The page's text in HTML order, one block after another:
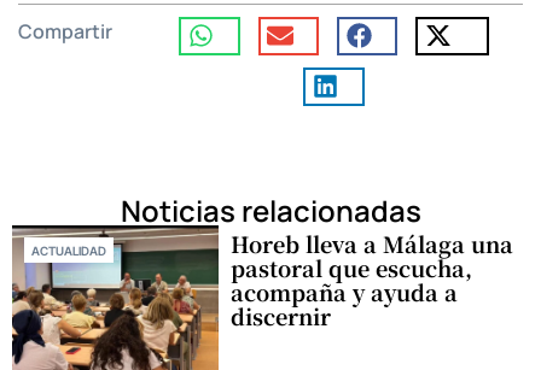
Compartir
Noticias relacionadas
ACTUALIDAD Horeb lleva a Málaga una
pastoral que escucha,
acompaña y ayuda a
discernir